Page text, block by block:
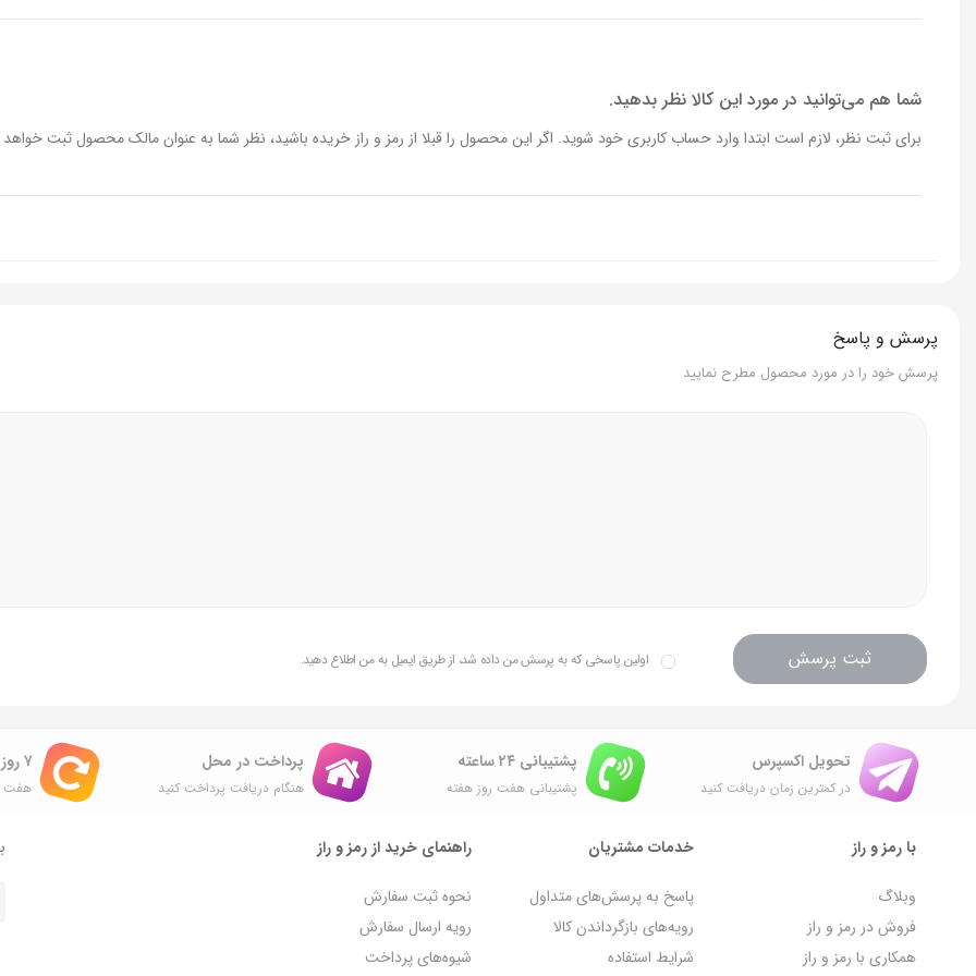
شما هم می‌توانید در مورد این کالا نظر بدهید.
برای ثبت نظر، لازم است ابتدا وارد حساب کاربری خود شوید. اگر این محصول را قبلا از رمز و راز خریده باشید، نظر شما به عنوان مالک محصول ثبت
پرسش و پاسخ
پرسش خود را در مورد محصول مطرح نمایید
ثبت پرسش اولین پاسخی که به پرسش من داده شد، از طریق ایمیل به من اطلاع دهید.
تحویل اکسپرس
در کمترین زمان دریافت کنید
پشتیبانی ۲۴ ساعته
پشتیبانی هفت روز هفته
پرداخت در محل
هنگام دریافت پرداخت کنید
۷ روز ضمانت بازگشت
هفت
با رمز و راز
وبلاگ
فروش در رمز و راز
همکاری با رمز و راز
خدمات مشتریان
پاسخ به پرسش‌های متداول
رویه‌های بازگرداندن کالا
شرایط استفاده
راهنمای خرید از رمز و راز
نحوه ثبت سفارش
رویه ارسال سفارش
شیوه‌های پرداخت